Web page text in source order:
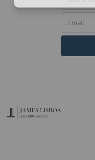
Email